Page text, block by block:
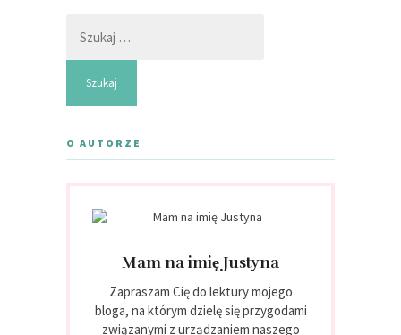
O AUTORZE
Mam na imię Justyna
Zapraszam Cię do lektury mojego
bloga, na którym dzielę się przygodami
związanymi z urządzaniem naszego